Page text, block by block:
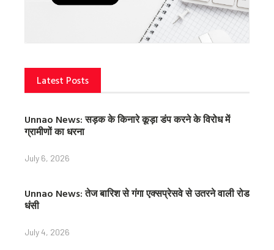
Latest Posts
Unnao News: सड़क के किनारे कूड़ा डंप करने के विरोध में
ग्रामीणों का धरना
July 6, 2026
Unnao News: तेज बारिश से गंगा एक्सप्रेसवे से उतरने वाली रोड
धंसी
July 4, 2026